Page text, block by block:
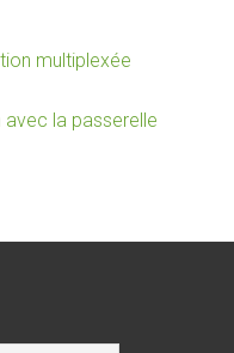
multiplexée
la passerelle